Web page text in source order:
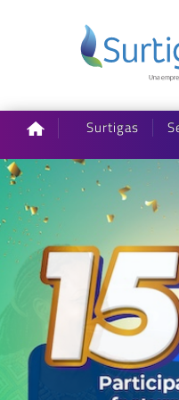
Surtigas